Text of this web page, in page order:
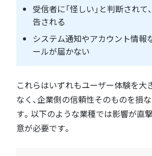
受信者に「怪しい」と判断されて
告される
システム通知やアカウント情報
ールが届かない
これらはいずれもユーザー体験を大
なく、企業側の信頼性そのものを損
す。以下のような業種では影響が直
意が必要です。